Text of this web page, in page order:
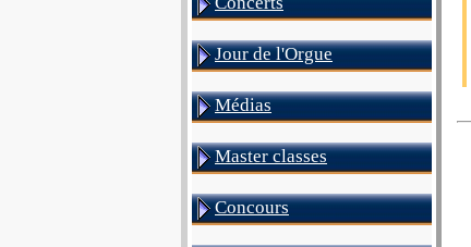
Jour de l'Orgue
Médias
Master classes
Concours